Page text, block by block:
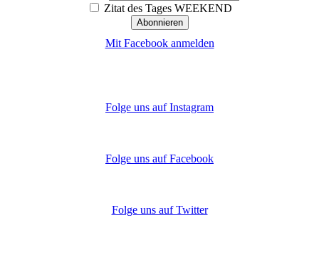
Zitat des Tages WEEKEND
Mit Facebook anmelden
Folge uns auf Instagram
Folge uns auf Facebook
Folge uns auf Twitter